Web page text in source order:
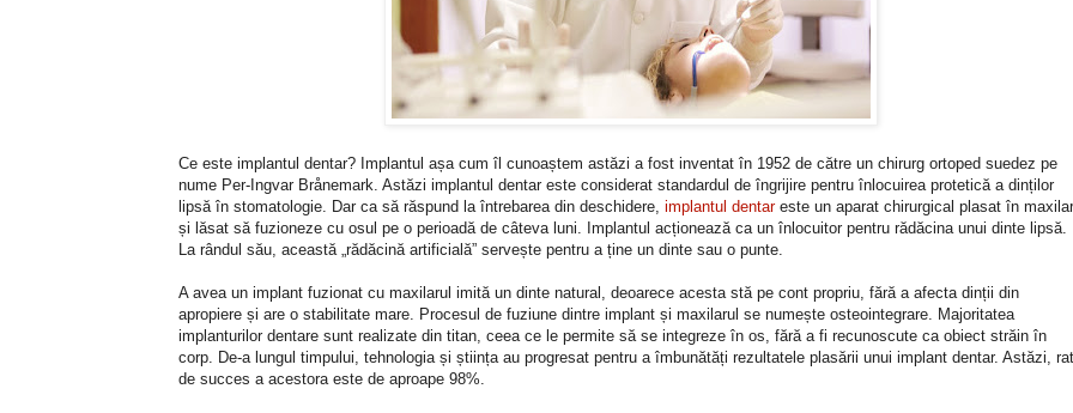
Ce este implantul dentar? Implantul așa cum îl cunoaștem astăzi a fost inventat în 1952 de către un chirurg ortoped suedez pe
nume Per-Ingvar Brånemark. Astăzi implantul dentar este considerat standardul de îngrijire pentru înlocuirea protetică a dinților
lipsă în stomatologie. Dar ca să răspund la întrebarea din deschidere, implantul dentareste un aparat chirurgical plasat în maxilar
și lăsat să fuzioneze cu osul pe o perioadă de câteva luni. Implantul acționează ca un înlocuitor pentru rădăcina unui dinte lipsă.
La rândul său, această „rădăcină artificială” servește pentru a ține un dinte sau o punte.
A avea un implant fuzionat cu maxilarul imită un dinte natural, deoarece acesta stă pe cont propriu, fără a afecta dinții din
apropiere și are o stabilitate mare. Procesul de fuziune dintre implant și maxilarul se numește osteointegrare. Majoritatea
implanturilor dentare sunt realizate din titan, ceea ce le permite să se integreze în os, fără a fi recunoscute ca obiect străin în
corp. De-a lungul timpului, tehnologia și știința au progresat pentru a îmbunătăți rezultatele plasării unui implant dentar. Astăzi,
de succes a acestora este de aproape 98%.